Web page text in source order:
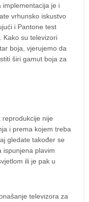
implementacija je i
vrhunsko iskustvo
i Pantone test
Kako su televizori
boja, vjerujemo da
širi gamut boja za
nije
i prema kojem treba
gledate također se
ispunjena plavim
ili je pak u
televizora za